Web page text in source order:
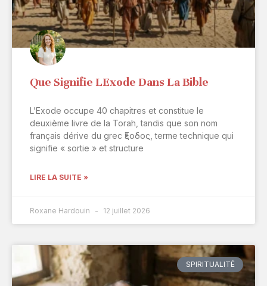
Que Signifie LExode Dans La Bible
L’Exode occupe 40 chapitres et constitue le
deuxième livre de la Torah, tandis que son nom
français dérive du grec ἔξοδος, terme technique qui
signifie « sortie » et structure
LIRE LA SUITE »
Roxane Hardouin 12 juillet 2026
SPIRITUALITÉ